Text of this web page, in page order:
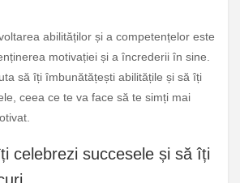
abilităților și a competențelor este
motivației și a încrederii în sine.
să îți îmbunătățești abilitățile și să îți
ceea ce te va face să te simți mai
celebrezi succesele și să îți